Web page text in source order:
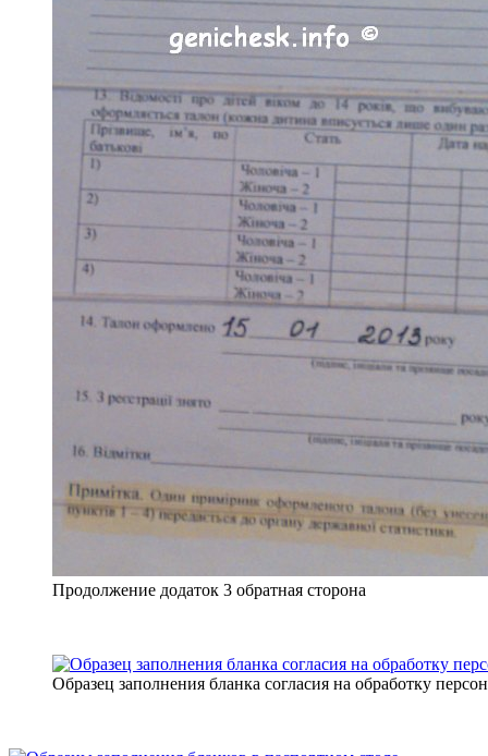
Продолжение додаток 3 обратная сторона
Образец заполнения бланка согласия на обработку